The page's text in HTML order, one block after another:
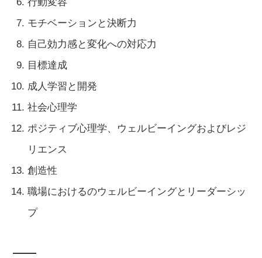
モチベーションと決断力
自己効力感と変化への対応力
目標達成
成人学習と開発
社会心理学
ポジティブ心理学、ウェルビーイングおよびレジ
リエンス
創造性
職場におけるのウェルビーイングとリーダーシッ
プ